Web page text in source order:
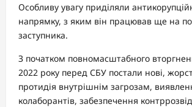
Особливу увагу приділяли
напрямку, з яким він працював ще на
заступника.
З початком повномасштабного
2022 року перед СБУ постали нові,
протидія внутрішнім загрозам,
колаборантів, забезпечення